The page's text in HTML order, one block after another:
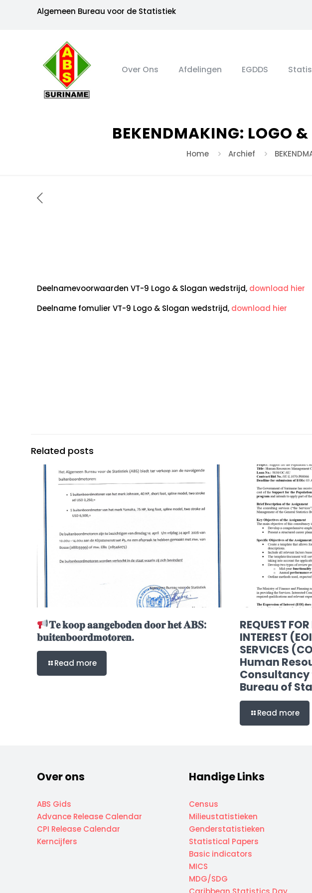
Algemeen Bureau voor de Statistiek
Over Ons Afdelingen EGDDS
BEKENDMAKING: LOGO
Home Archief
Deelnamevoorwaarden VT-9 Logo & Slogan wedstrijd, download hier
Deelname fomulier VT-9 Logo & Slogan wedstrijd, download hier
Related posts
𝐓𝐞 𝐤𝐨𝐨𝐩 𝐚𝐚𝐧𝐠𝐞𝐛𝐨𝐝𝐞𝐧 𝐝𝐨𝐨𝐫 𝐡𝐞𝐭 𝐀𝐁𝐒:
𝐛𝐮𝐢𝐭𝐞𝐧𝐛𝐨𝐨𝐫𝐝𝐦𝐨𝐭𝐨𝐫𝐞𝐧.
Read more
REQUEST
INTEREST
SERVICES
Human
Consultancy
Bureau of
Read more
Over ons
ABS Gids
Advance Release Calendar
CPI Release Calendar
Kerncijfers
Handige Links
Census
Milieustatistieken
Genderstatistieken
Statistical Papers
Basic indicators
MICS
MDG/SDG